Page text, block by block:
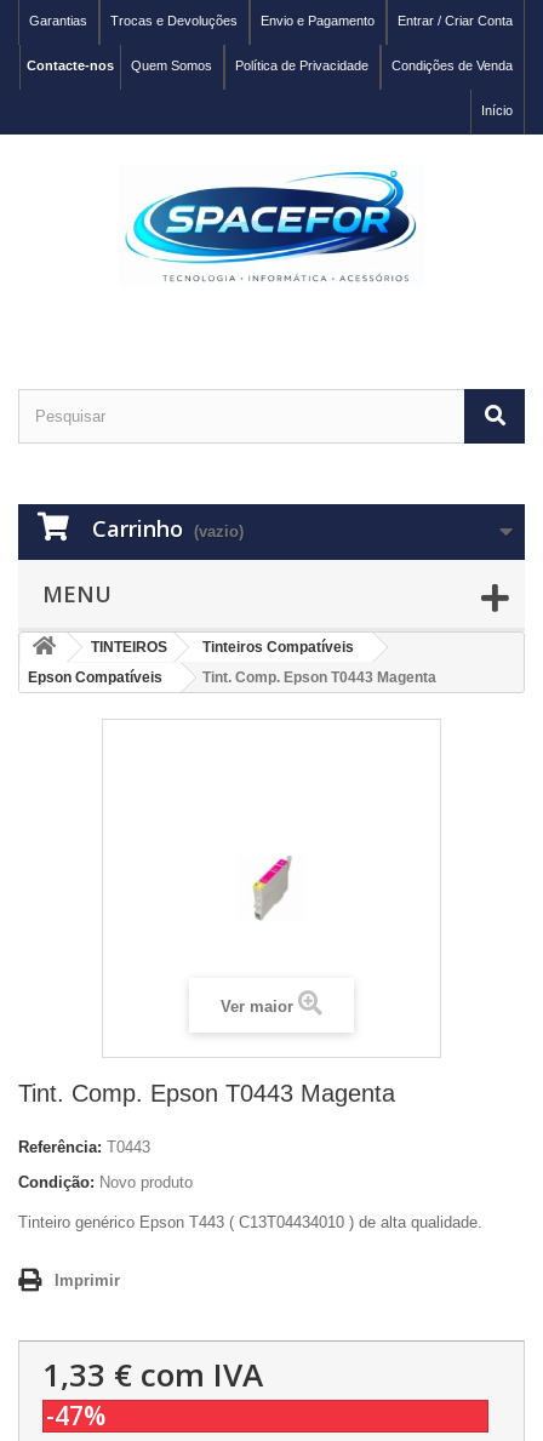
Entrar / Criar Conta
Envio e Pagamento
Trocas e Devoluções
Garantias
Condições de Venda
Política de Privacidade
Quem Somos
Contacte-nos
Início
Carrinho (vazio)
MENU
TINTEIROS
Tinteiros Compatíveis
Epson Compatíveis
Tint. Comp. Epson T0443 Magenta
Ver maior
Tint. Comp. Epson T0443 Magenta
Referência: T0443
Condição: Novo produto
Tinteiro genérico Epson T443 ( C13T04434010 ) de alta qualidade.
Imprimir
1,33 € com IVA
-47%